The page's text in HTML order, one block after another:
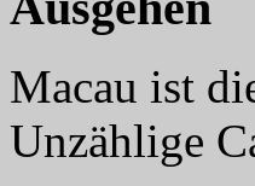
Macau ist
Unzählige